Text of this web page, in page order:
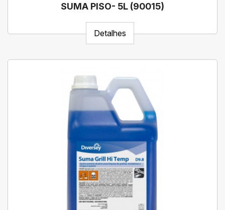
SUMA PISO- 5L (90015)
Detalhes